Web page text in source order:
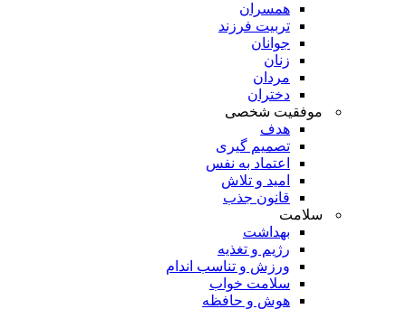
همسران
تربیت فرزند
جوانان
زنان
مردان
دختران
موفقیت شخصی
هدف
تصمیم گیری
اعتماد به نفس
امید و تلاش
قانون جذب
سلامت
بهداشت
رژیم و تغذیه
ورزش و تناسب اندام
سلامت خواب
هوش و حافظه